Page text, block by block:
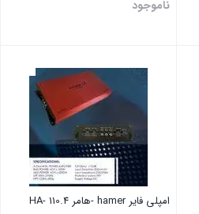
ناموجود
امپلی فایر hamer -هامر 110.4 -HA